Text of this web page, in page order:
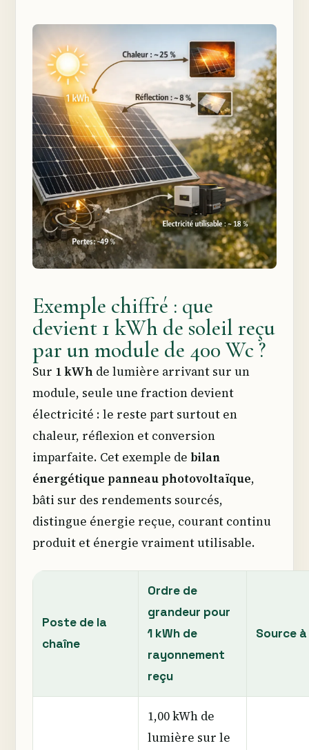
Exemple chiffré : que
devient 1 kWh de soleil reçu
par un module de 400 Wc ?
Sur 1 kWh de lumière arrivant sur un
module, seule une fraction devient
électricité : le reste part surtout en
chaleur, réflexion et conversion
imparfaite. Cet exemple de bilan
énergétique panneau photovoltaïque,
bâti sur des rendements sourcés,
distingue énergie reçue, courant continu
produit et énergie vraiment utilisable.
Poste de la
chaîne
Ordre de
grandeur pour
1 kWh de
rayonnement
reçu
Source
1,00 kWh de
lumière sur le